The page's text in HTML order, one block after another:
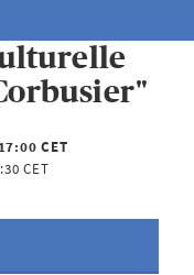
17:00 CET
CET